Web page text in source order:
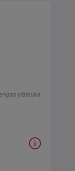
yläleuka